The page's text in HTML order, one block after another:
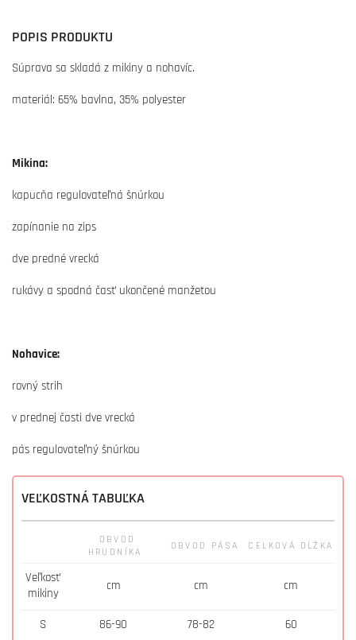
VEĽKOSTNÁ TABUĽKA
OBVOD
HRUDNÍKA
OBVOD PÁSA CELKOVÁ DĹŽKA
Veľkosť
mikiny
cm cm cm
S 86-90 78-82 60
POPIS PRODUKTU
Súprava sa skladá z mikiny a nohavíc.
materiál: 65% bavlna, 35% polyester
Mikina:
kapucňa regulovateľná šnúrkou
zapínanie na zips
dve predné vrecká
rukávy a spodná časť ukončené manžetou
Nohavice:
rovný strih
v prednej časti dve vrecká
pás regulovateľný šnúrkou